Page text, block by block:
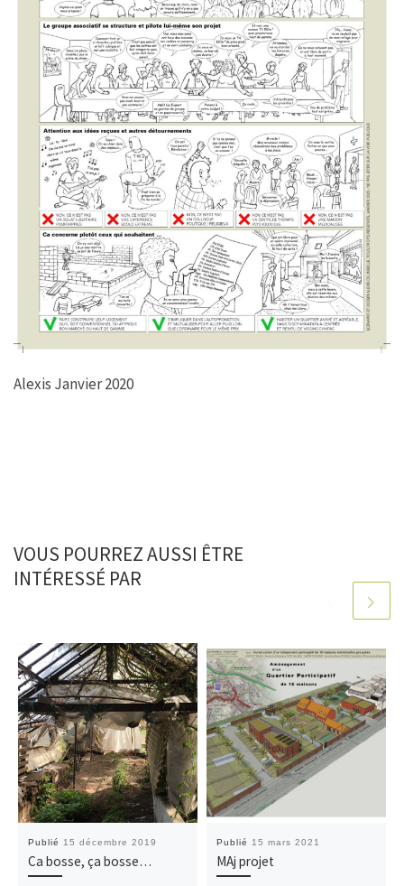
Alexis Janvier 2020
VOUS POURREZ AUSSI ÊTRE
INTÉRESSÉ PAR
Publié 15 décembre 2019
Ca bosse, ça bosse…
Publié 15 mars 2021
MAj projet